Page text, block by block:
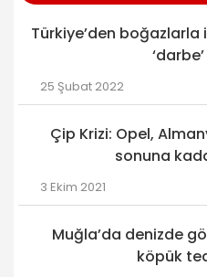
Türkiye’den boğazlarla
25 Şubat 2022
Çip Krizi: Opel,
sonuna
3 Ekim 2021
Muğla’da denizde
köpük